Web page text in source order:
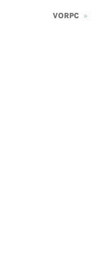
VORPC »